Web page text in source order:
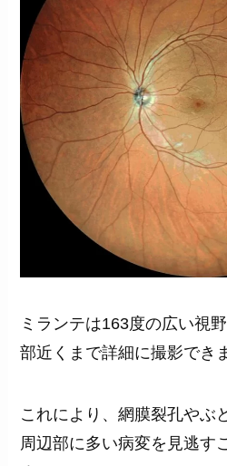
ミランテは163度の広い視
部近くまで詳細に撮影でき
これにより、網膜裂孔やぶ
周辺部に多い病変を見逃す